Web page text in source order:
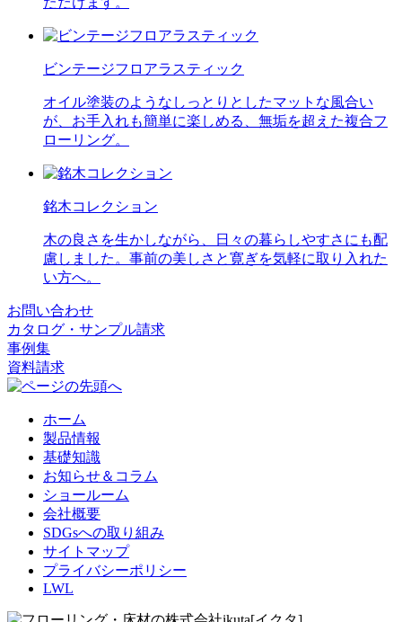
ビンテージフロアラスティック
オイル塗装のようなしっとりとしたマットな風合い
が、お手入れも簡単に楽しめる、無垢を超えた複合フ
ローリング。
銘木コレクション
木の良さを生かしながら、日々の暮らしやすさにも配
慮しました。事前の美しさと寛ぎを気軽に取り入れた
い方へ。
お問い合わせ
カタログ・サンプル請求
事例集
資料請求
ホーム
製品情報
基礎知識
お知らせ＆コラム
ショールーム
会社概要
SDGsへの取り組み
サイトマップ
プライバシーポリシー
LWL